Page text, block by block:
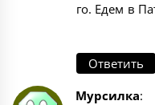
го. Едем в
Ответить
Мурсилка: